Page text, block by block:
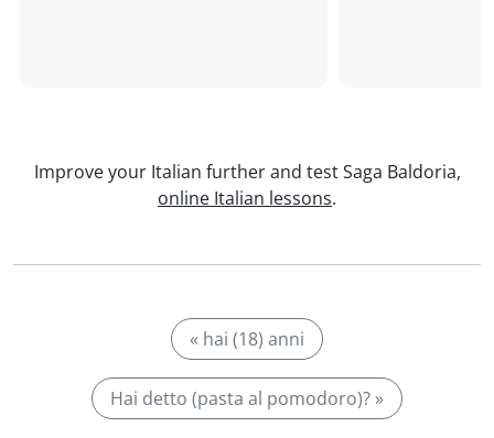
Improve your Italian further and test Saga Baldoria,
online Italian lessons.
« hai (18) anni
Hai detto (pasta al pomodoro)? »